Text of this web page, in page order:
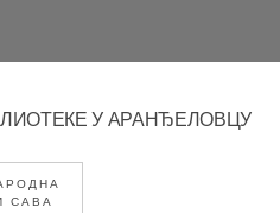
У АРАНЂЕЛОВЦУ
САВА